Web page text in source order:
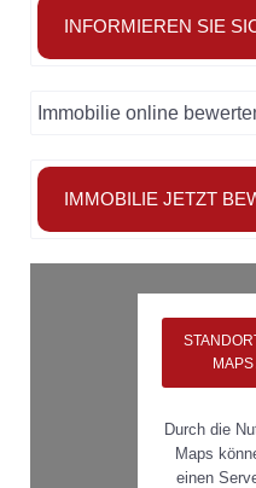
INFORMIEREN SIE
Immobilie online
IMMOBILIE JETZT
Durch die
Maps
einen